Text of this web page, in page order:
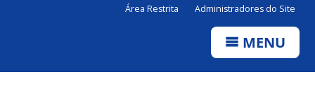
Área Restrita Administradores do Site
MENU